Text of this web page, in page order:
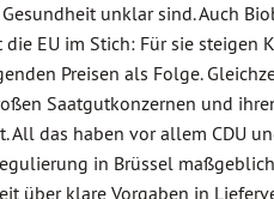
unklar sind. Auch
EU im Stich: Für sie steigen
Preisen als Folge.
Saatgutkonzernen und
das haben vor allem CDU
in Brüssel
über klare Vorgaben in